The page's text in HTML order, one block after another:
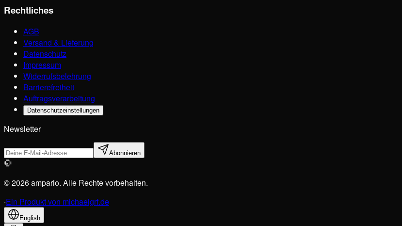
Rechtliches
AGB
Versand & Lieferung
Datenschutz
Impressum
Widerrufsbelehrung
Barrierefreiheit
Auftragsverarbeitung
Datenschutzeinstellungen
Newsletter
Abonnieren
© 2026 ampario. Alle Rechte vorbehalten.
·Ein Produkt von michaelgrf.de
English